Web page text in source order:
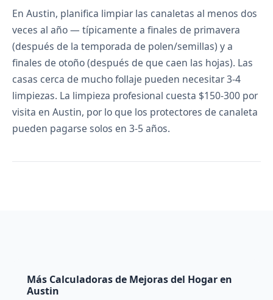
En Austin, planifica limpiar las canaletas al menos dos
veces al año — típicamente a finales de primavera
(después de la temporada de polen/semillas) y a
finales de otoño (después de que caen las hojas). Las
casas cerca de mucho follaje pueden necesitar 3-4
limpiezas. La limpieza profesional cuesta $150-300 por
visita en Austin, por lo que los protectores de canaleta
pueden pagarse solos en 3-5 años.
Más Calculadoras de Mejoras del Hogar en
Austin